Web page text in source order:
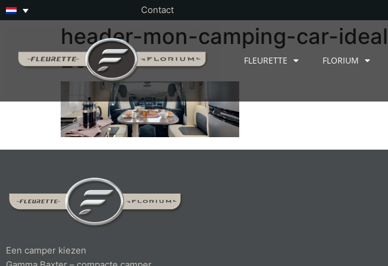
Contact
FLEURETTE FLORIUM
header-mon-camping-car-
2025
Een camper kiezen